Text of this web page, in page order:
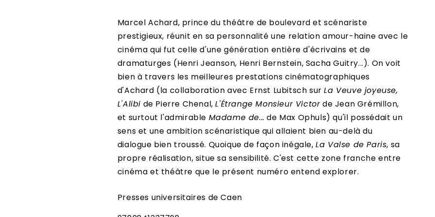
Marcel Achard, prince du théâtre de boulevard et scénariste
prestigieux, réunit en sa personnalité une relation amour-haine avec le
cinéma qui fut celle d'une génération entière d'écrivains et de
dramaturges (Henri Jeanson, Henri Bernstein, Sacha Guitry...). On voit
bien à travers les meilleures prestations cinématographiques
d'Achard (la collaboration avec Ernst Lubitsch surLa Veuve joyeuse,
L'Alibi de Pierre Chenal,L'Étrange Monsieur Victorde Jean Grémillon,
et surtout l'admirable Madame de... de Max Ophuls) qu'il possédait un
sens et une ambition scénaristique qui allaient bien au-delà du
dialogue bien troussé. Quoique de façon inégale,La Valse de Paris, sa
propre réalisation, situe sa sensibilité. C'est cette zone franche entre
cinéma et théâtre que le présent numéro entend explorer.
Presses universitaires de Caen